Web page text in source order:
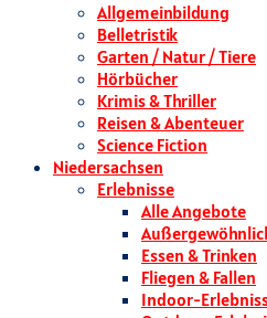
Allgemeinbildung
Belletristik
Garten / Natur / Tiere
Hörbücher
Krimis & Thriller
Reisen & Abenteuer
Science Fiction
Niedersachsen
Erlebnisse
Alle Angebote
Essen & Trinken
Fliegen & Fallen
Indoor-